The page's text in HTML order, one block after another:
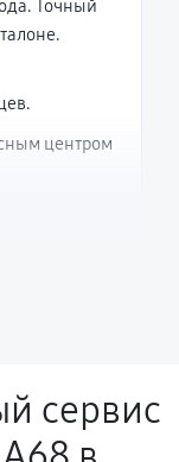
Точный
центром
сервис